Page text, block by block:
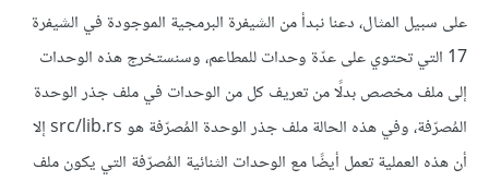
على سبيل المثال، دعنا نبدأ من الشيفرة البرمجية الموجودة في الشيفرة
17 التي تحتوي على عدّة وحدات للمطاعم، وسنستخرج هذه الوحدات
إلى ملف مخصص بدلًا من تعريف كل من الوحدات في ملف جذر الوحدة
المُصرّفة، وفي هذه الحالة ملف جذر الوحدة المُصرّفة هو src/lib.rs إلا
أن هذه العملية تعمل أيضًا مع الوحدات الثنائية المُصرّفة التي يكون ملف